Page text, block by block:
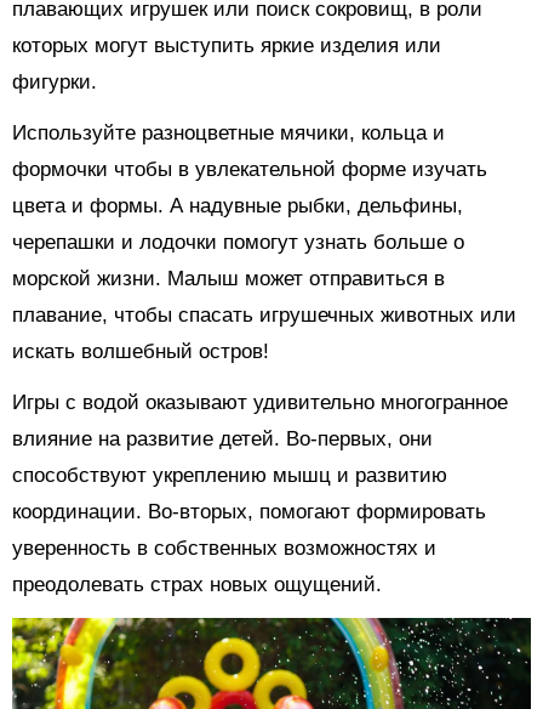
плавающих игрушек или поиск сокровищ, в роли
которых могут выступить яркие изделия или
фигурки.
Используйте разноцветные мячики, кольца и
формочки чтобы в увлекательной форме изучать
цвета и формы. А надувные рыбки, дельфины,
черепашки и лодочки помогут узнать больше о
морской жизни. Малыш может отправиться в
плавание, чтобы спасать игрушечных животных или
искать волшебный остров!
Игры с водой оказывают удивительно многогранное
влияние на развитие детей. Во-первых, они
способствуют укреплению мышц и развитию
координации. Во-вторых, помогают формировать
уверенность в собственных возможностях и
преодолевать страх новых ощущений.